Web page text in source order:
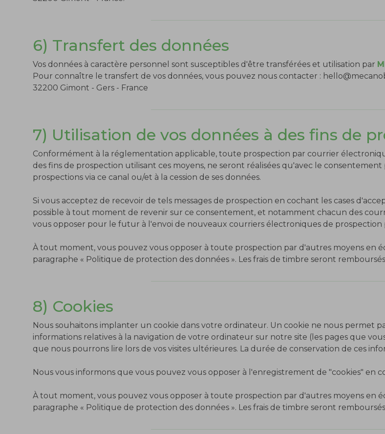
6) Transfert des données
Vos données à caractère personnel sont susceptibles d'être transférées et utilisation par
Pour connaître le transfert de vos données, vous pouvez nous contacter :
32200 Gimont - Gers - France
7) Utilisation de vos données à des fins de
Conformément à la réglementation applicable, toute prospection par courrier
des fins de prospection utilisant ces moyens, ne seront réalisées qu'avec le
prospections via ce canal ou/et à la cession de ses données.
Si vous acceptez de recevoir de tels messages de prospection en cochant les cases
possible à tout moment de revenir sur ce consentement, et notamment chacun des
vous opposer pour le futur à l'envoi de nouveaux courriers électroniques de prospection
À tout moment, vous pouvez vous opposer à toute prospection par d'autres moyens en
paragraphe « Politique de protection des données ». Les frais de timbre seront
8) Cookies
Nous souhaitons implanter un cookie dans votre ordinateur. Un cookie ne nous permet
informations relatives à la navigation de votre ordinateur sur notre site (les pages que
que nous pourrons lire lors de vos visites ultérieures. La durée de conservation de ces
Nous vous informons que vous pouvez vous opposer à l'enregistrement de "cookies" en
À tout moment, vous pouvez vous opposer à toute prospection par d'autres moyens en
paragraphe « Politique de protection des données ». Les frais de timbre seront